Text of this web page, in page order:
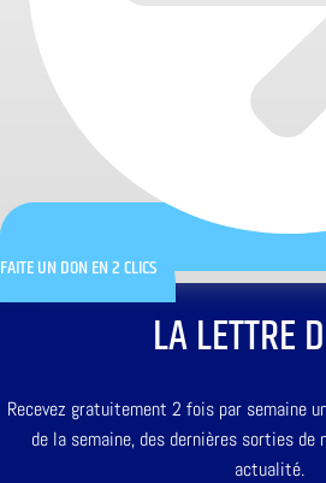
FAITE UN DON EN 2 CLICS
LA LETTRE
Recevez gratuitement 2 fois par semaine
de la semaine, des dernières sorties
actualité.